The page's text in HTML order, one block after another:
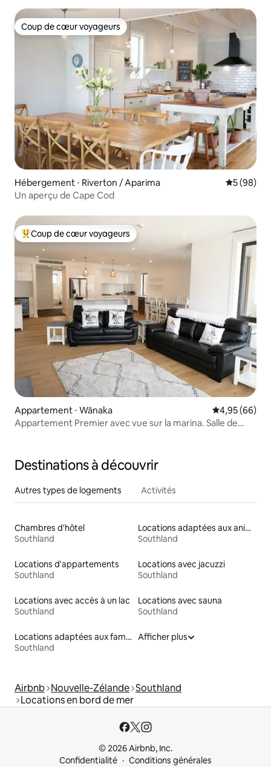
Coup de cœur voyageurs
Coup de cœur voyageurs
Hébergement ⋅ Riverton / Aparima
5 (98)
Un aperçu de Cape Cod
Coups de cœur voyageurs les plus appréciés
Coup de cœur voyageurs
Appartement ⋅ Wānaka Évaluation
4,95 (66)
Appartement Premier avec vue sur la marina. Salle de
Destinations à découvrir
Autres types de logements Activités
Chambres d'hôtel
Southland
Locations adaptées aux animaux
Southland
Locations d'appartements
Southland
Locations avec jacuzzi
Southland
Locations avec accès à un lac
Southland
Locations avec sauna
Southland
Locations adaptées aux familles
Southland
Afficher plus
Airbnb Nouvelle-Zélande Southland
Locations en bord de mer
© 2026 Airbnb, Inc.
Confidentialité
Conditions générales